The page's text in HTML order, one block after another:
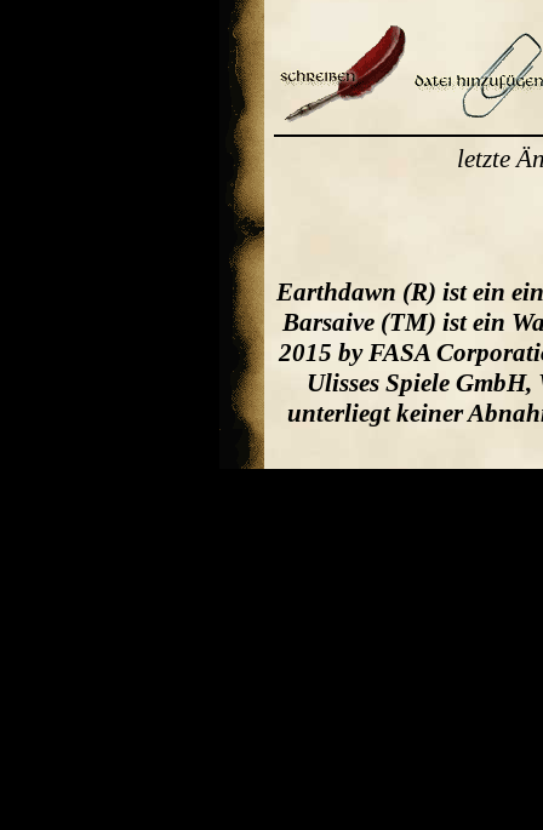
letzte
Earthdawn (R) ist ein
Barsaive (TM) ist ein
2015 by FASA
Ulisses Spiele GmbH,
unterliegt keiner